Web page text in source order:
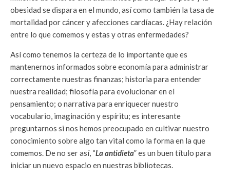
obesidad se dispara en el mundo, así como también la tasa de
mortalidad por cáncer y afecciones cardíacas. ¿Hay relación
entre lo que comemos y estas y otras enfermedades?
Así como tenemos la certeza de lo importante que es
mantenernos informados sobre economía para administrar
correctamente nuestras finanzas; historia para entender
nuestra realidad; filosofía para evolucionar en el
pensamiento; o narrativa para enriquecer nuestro
vocabulario, imaginación y espíritu; es interesante
preguntarnos si nos hemos preocupado en cultivar nuestro
conocimiento sobre algo tan vital como la forma en la que
comemos. De no ser así, “La antidieta” es un buen título para
iniciar un nuevo espacio en nuestras bibliotecas.